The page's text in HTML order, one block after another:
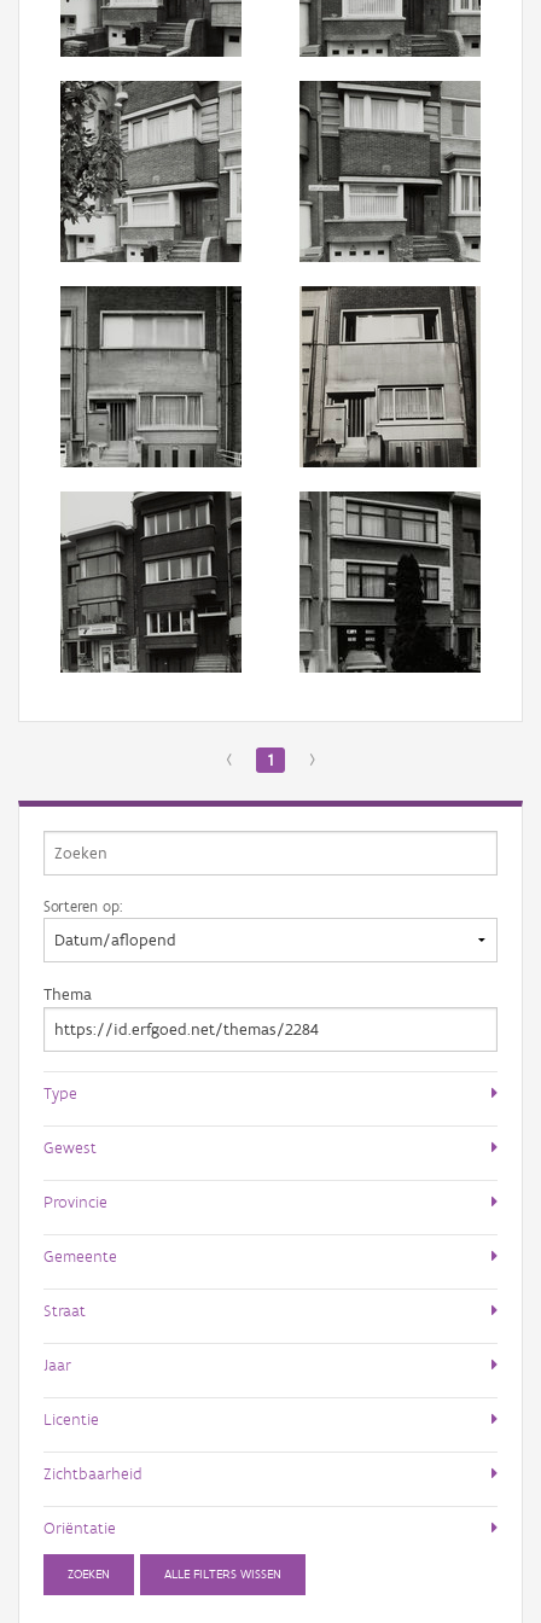
Aanmelden
‹ 1 ›
Sorteren op:
Thema
Type
Gewest
Provincie
Gemeente
Straat
Jaar
Licentie
Zichtbaarheid
Oriëntatie
ZOEKEN ALLE FILTERS WISSEN